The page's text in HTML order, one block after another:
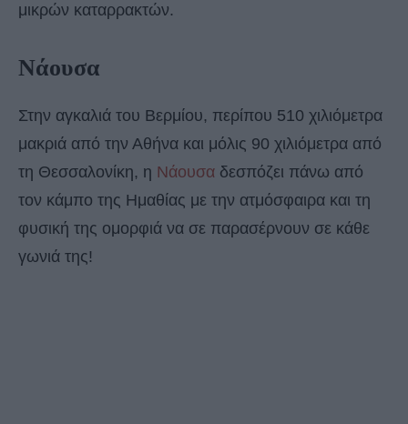
μικρών καταρρακτών.
Νάουσα
Στην αγκαλιά του Βερμίου, περίπου 510 χιλιόμετρα
μακριά από την Αθήνα και μόλις 90 χιλιόμετρα από
τη Θεσσαλονίκη, η Νάουσα δεσπόζει πάνω από
τον κάμπο της Ημαθίας με την ατμόσφαιρα και τη
φυσική της ομορφιά να σε παρασέρνουν σε κάθε
γωνιά της!